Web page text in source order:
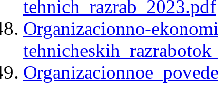
tehnich_razrab_2023.pdf
Organizacionno-